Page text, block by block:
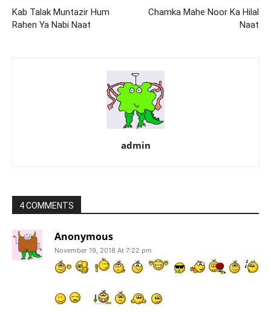
Kab Talak Muntazir Hum
Rahen Ya Nabi Naat
Chamka Mahe Noor Ka Hilal
Naat
admin
4 COMMENTS
Anonymous
November 19, 2018 At 7:22 pm